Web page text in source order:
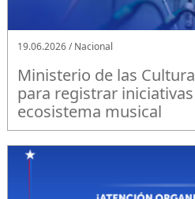
19.06.2026 / Nacional
Ministerio de las
para registrar
ecosistema musical